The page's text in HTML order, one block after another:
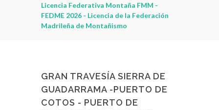
Licencia Federativa Montaña FMM -
FEDME 2026 - Licencia de la Federación
Madrileña de Montañismo
GRAN TRAVESÍA SIERRA DE
GUADARRAMA -PUERTO DE
COTOS - PUERTO DE